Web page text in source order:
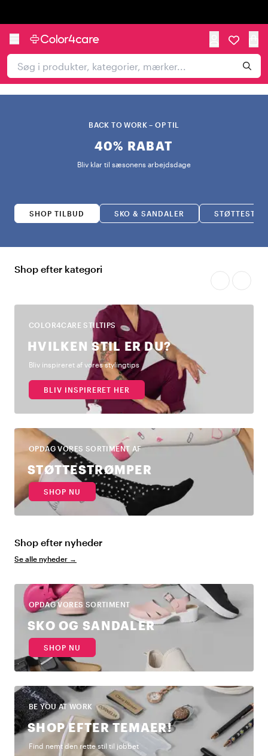
BACK TO WORK – OP TIL
40% RABAT
Bliv klar til sæsonens arbejdsdage
SHOP TILBUD SKO & SANDALER
Shop efter kategori
COLOR4CARE STILTIPS
HVILKEN STIL ER DU?
Bliv inspireret af vores stylingtips
BLIV INSPIRERET HER
OPDAG VORES SORTIMENT AF
STØTTESTRØMPER
SHOP NU
Shop efter nyheder
Se alle nyheder →
OPDAG VORES SORTIMENT
SKO OG SANDALER
SHOP NU
BE YOU AT WORK
SHOP EFTER TEMAER!
Find nemt den rette stil til jobbet